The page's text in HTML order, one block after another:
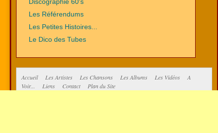
Discographie 60's
Les Référendums
Les Petites Histoires...
Le Dico des Tubes
Accueil Les Artistes Les Chansons Les Albums Les Vidéos
A
Voir...
Liens Contact Plan du Site